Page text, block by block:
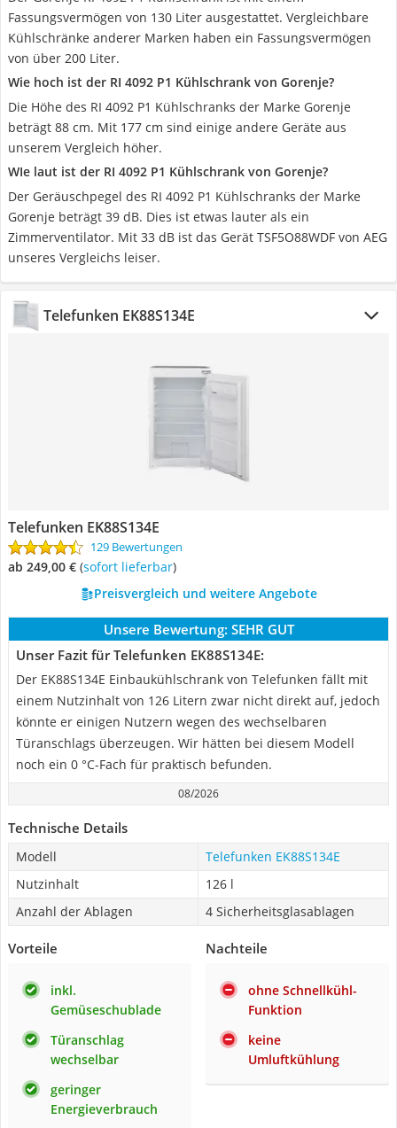
Fassungsvermögen von 130 Liter ausgestattet. Vergleichbare
Kühlschränke anderer Marken haben ein Fassungsvermögen
von über 200 Liter.
Wie hoch ist der RI 4092 P1 Kühlschrank von Gorenje?
Die Höhe des RI 4092 P1 Kühlschranks der Marke Gorenje
beträgt 88 cm. Mit 177 cm sind einige andere Geräte aus
unserem Vergleich höher.
WIe laut ist der RI 4092 P1 Kühlschrank von Gorenje?
Der Geräuschpegel des RI 4092 P1 Kühlschranks der Marke
Gorenje beträgt 39 dB. Dies ist etwas lauter als ein
Zimmerventilator. Mit 33 dB ist das Gerät TSF5O88WDF von AEG
unseres Vergleichs leiser.
Telefunken ‎EK88S134E
Telefunken ‎EK88S134E
129 Bewertungen
ab 249,00 € ( Sofort lieferbar)
Preisvergleich und weitere Angebote
Unsere Bewertung: SEHR GUT
Unser Fazit für Telefunken ‎EK88S134E:
Der EK88S134E Einbaukühlschrank von Telefunken fällt mit
einem Nutzinhalt von 126 Litern zwar nicht direkt auf, jedoch
könnte er einigen Nutzern wegen des wechselbaren
Türanschlags überzeugen. Wir hätten bei diesem Modell
noch ein 0 °C-Fach für praktisch befunden.
08/2026
Technische Details
Modell
Telefunken ‎EK88S134E
Nutzinhalt
126 l
Anzahl der Ablagen
4 Sicherheitsglasablagen
Vorteile
inkl.
Gemüseschublade
Türanschlag
wechselbar
geringer
Energieverbrauch
Nachteile
ohne Schnellkühl-
Funktion
keine
Umluftkühlung